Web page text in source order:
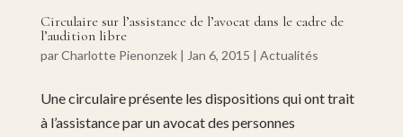
Circulaire sur l’assistance de l’avocat dans le cadre de
l’audition libre
parCharlotte Pienonzek| Jan 6, 2015 | Actualités
Une circulaire présente les dispositions qui ont trait
à l’assistance par un avocat des personnes